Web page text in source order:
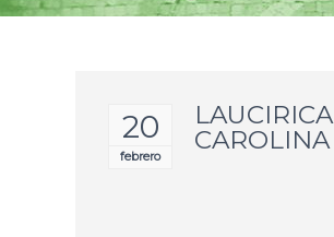
20
febrero
LAUCIRICA
CAROLINA